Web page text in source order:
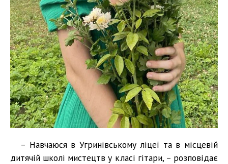
– Навчаюся в Угринівському ліцеї та в місцевій
дитячій школі мистецтв у класі гітари, – розповідає